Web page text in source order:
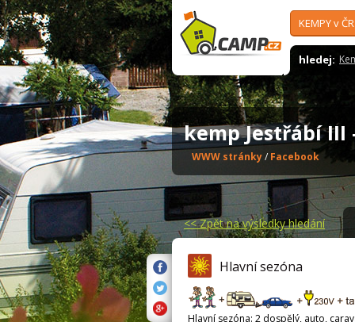
KEMPY v ČR
hledej:
kemp Jestřábí III
WWW stránky/ Facebook
<<Zpět na výsledky hledání
Hlavní sezóna
Hlavní sezóna: 2 dospělý, auto,